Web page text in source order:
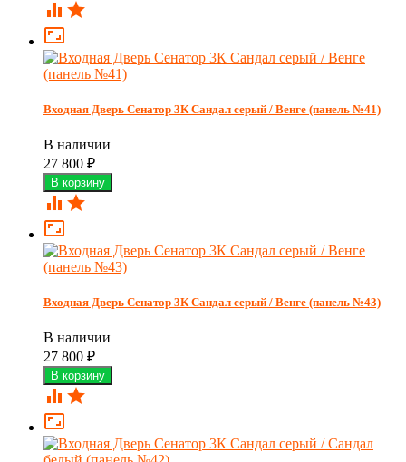
 

Входная Дверь Сенатор 3К Сандал серый / Венге (панель №41)
В наличии
27 800 ₽
 

Входная Дверь Сенатор 3К Сандал серый / Венге (панель №43)
В наличии
27 800 ₽
 
